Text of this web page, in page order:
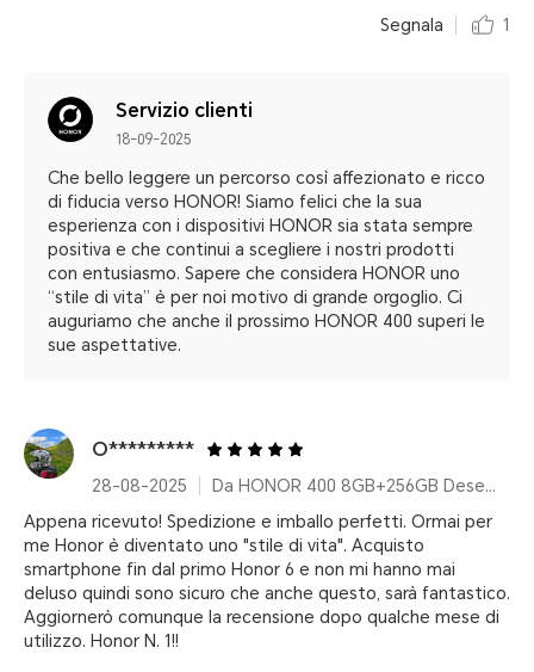
Segnala 1
Servizio clienti
18-09-2025
Che bello leggere un percorso così affezionato e ricco
di fiducia verso HONOR! Siamo felici che la sua
esperienza con i dispositivi HONOR sia stata sempre
positiva e che continui a scegliere i nostri prodotti
con entusiasmo. Sapere che considera HONOR uno
“stile di vita” è per noi motivo di grande orgoglio. Ci
auguriamo che anche il prossimo HONOR 400 superi le
sue aspettative.
O*********
28-08-2025
Da HONOR 400 8GB+256GB Desert Gold
Appena ricevuto! Spedizione e imballo perfetti. Ormai per
me Honor è diventato uno "stile di vita". Acquisto
smartphone fin dal primo Honor 6 e non mi hanno mai
deluso quindi sono sicuro che anche questo, sarà fantastico.
Aggiornerò comunque la recensione dopo qualche mese di
utilizzo. Honor N. 1!!